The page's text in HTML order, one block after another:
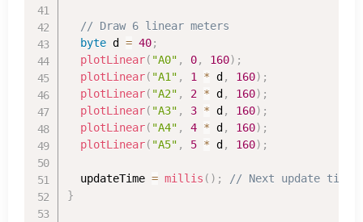
// Draw 6 linear meters
byte d = 40;
plotLinear( "A0" , 0, 160) ;
plotLinear( "A1" , 1 * d , 160) ;
plotLinear( "A2" , 2 * d , 160) ;
plotLinear( "A3" , 3 * d , 160) ;
plotLinear( "A4" , 4 * d , 160) ;
plotLinear( "A5" , 5 * d , 160) ;
  updateTime
= millis ( ) ;
// Next update time
}